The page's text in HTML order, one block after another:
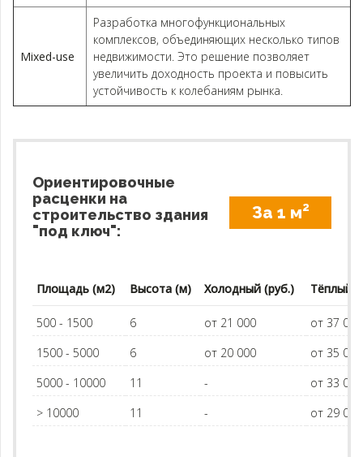
Mixed-use
Разработка многофункциональных
комплексов, объединяющих несколько типов
недвижимости. Это решение позволяет
увеличить доходность проекта и повысить
устойчивость к колебаниям рынка.
Ориентировочные
расценки на
строительство здания
"под ключ":
За 1 м2
Площадь (м2) Высота (м) Холодный (руб.) Тёплый
500 - 1500 6 от 21 000
от 37
1500 - 5000
6 от 20 000
от 35
5000 - 10000
11 -
от 33
> 10000
11 - от 29